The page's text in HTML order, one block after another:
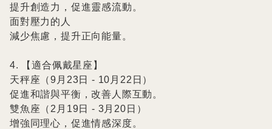
提升創造力，促進靈感流動。
面對壓力的人
減少焦慮，提升正向能量。
4. 【適合佩戴星座】
天秤座（9月23日 - 10月22日）
促進和諧與平衡，改善人際互動。
雙魚座（2月19日 - 3月20日）
增強同理心，促進情感深度。